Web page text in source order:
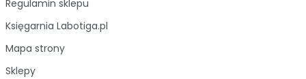
Regulamin sklepu
Księgarnia Labotiga.pl
Mapa strony
Sklepy